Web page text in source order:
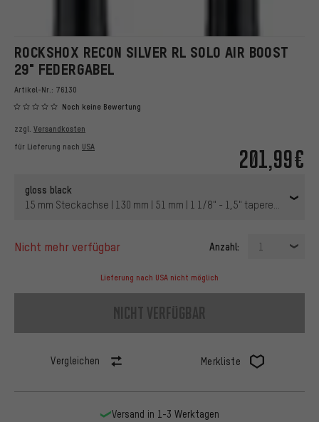
ROCKSHOX RECON SILVER RL SOLO AIR BOOST
29" FEDERGABEL
Artikel-Nr.: 76130
Noch keine Bewertung
201,99€
zzgl. Versandkosten
für Lieferung nach USA
gloss black
15 mm Steckachse | 130 mm | 51 mm | 1 1/8" - 1,5" tapered | 29" |
nicht mehr verfügbar Anzahl: 1
Lieferung nach USA nicht möglich
nicht verfügbar
Vergleichen Merkliste
Versand in 1-3 Werktagen